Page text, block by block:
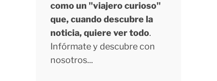
como un "viajero curioso"
que, cuando descubre la
noticia, quiere ver todo.
Infórmate y descubre con
nosotros...